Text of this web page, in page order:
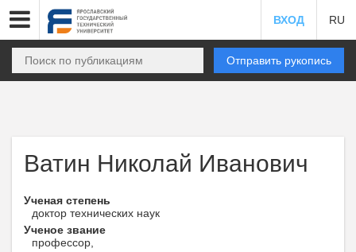
ВХОД RU
Отправить рукопись
Ватин Николай Иванович
Ученая степень
доктор технических наук
Ученое звание
профессор,